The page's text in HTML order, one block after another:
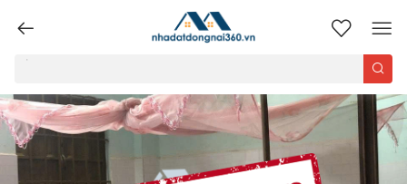
nhadatdongnai360.vn